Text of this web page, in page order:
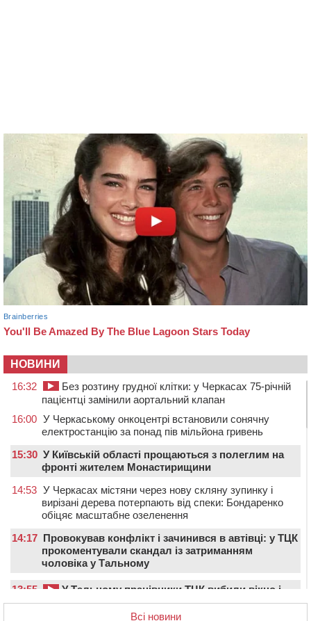
НОВИНИ
16:32
Без розтину грудної клітки: у Черкасах 75-річній
пацієнтці замінили аортальний клапан
16:00 У Черкаському онкоцентрі встановили сонячну
електростанцію за понад пів мільйона гривень
15:30 У Київській області прощаються з полеглим на
фронті жителем Монастирищини
14:53 У Черкасах містяни через нову скляну зупинку і
вирізані дерева потерпають від спеки: Бондаренко
обіцяє масштабне озеленення
14:17 Провокував конфлікт і зачинився в автівці: у ТЦК
прокоментували скандал із затриманням
чоловіка у Тальному
13:55
У Тальному працівники ТЦК вибили вікно і
витягли з автівки чоловіка (ВІДЕО)
Всі новини